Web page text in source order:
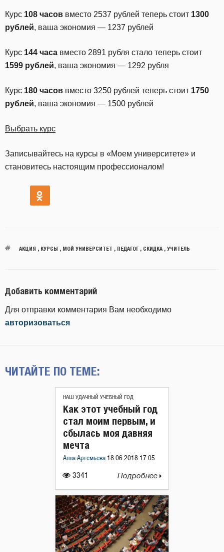
Курс 108 часов вместо 2537 рублей теперь стоит 1300
рублей, ваша экономия — 1237 рублей
Курс 144 часа вместо 2891 рубля стало теперь стоит
1599 рублей, ваша экономия — 1292 рубля
Курс 180 часов вместо 3250 рублей теперь стоит 1750
рублей, ваша экономия — 1500 рублей
Выбрать курс
Записывайтесь на курсы в «Моем университете» и
становитесь настоящим профессионалом!
АКЦИЯ , КУРСЫ , МОЙ УНИВЕРСИТЕТ , ПЕДАГОГ, СКИДКА, УЧИТЕЛЬ
Добавить комментарий
Для отправки комментария Вам необходимо
авторизоваться
ЧИТАЙТЕ ПО ТЕМЕ:
НАШ УДАЧНЫЙ УЧЕБНЫЙ ГОД
3341
Как этот учебный год
стал моим первым, и
сбылась моя давняя
мечта
Анна Артемьева 18.06.2018 17:05
Подробнее